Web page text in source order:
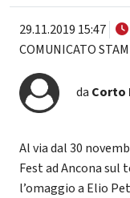
29.11.2019 15:47
COMUNICATO
da Corto
Al via dal 30
Fest ad Ancona sul
l’omaggio a Elio